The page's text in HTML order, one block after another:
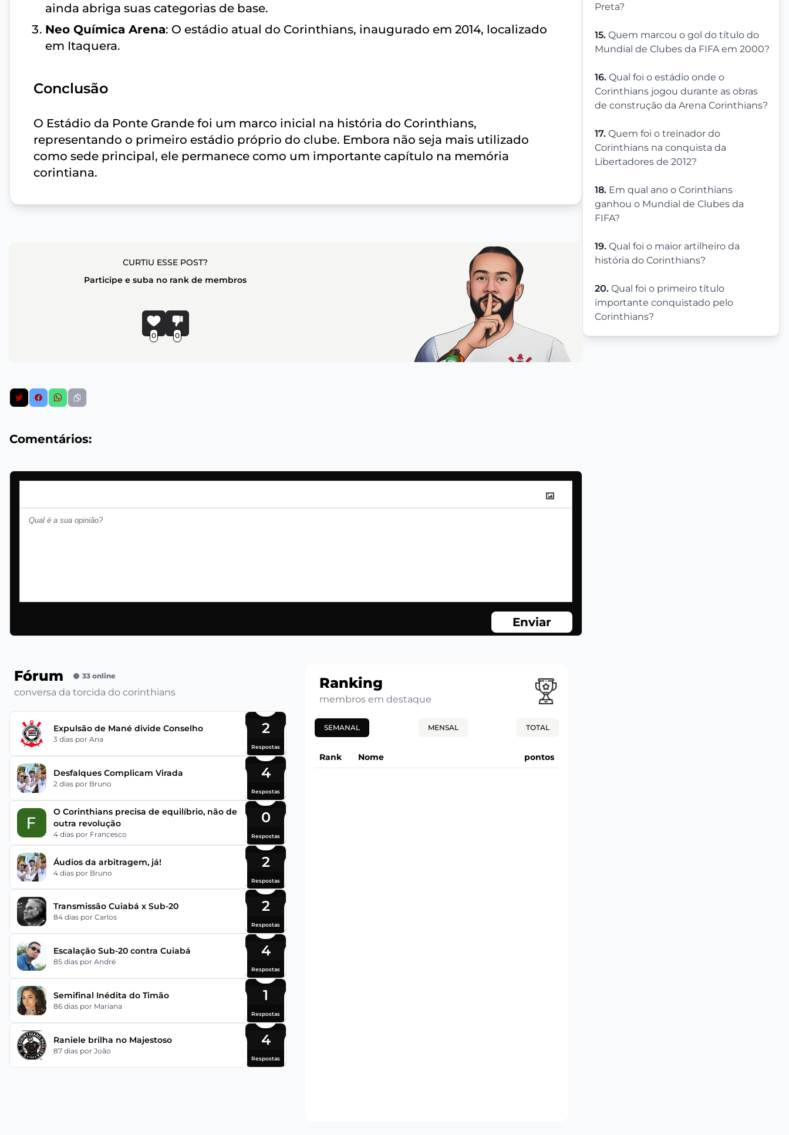
Preta?
15. Quem marcou o gol do título do
Mundial de Clubes da FIFA em 2000?
16. Qual foi o estádio onde o
Corinthians jogou durante as obras
de construção da Arena Corinthians?
17. Quem foi o treinador do
Corinthians na conquista da
Libertadores de 2012?
18. Em qual ano o Corinthians
ganhou o Mundial de Clubes da
FIFA?
19. Qual foi o maior artilheiro da
história do Corinthians?
20. Qual foi o primeiro título
importante conquistado pelo
Corinthians?
ainda abriga suas categorias de base.
Neo Química Arena: O estádio atual do Corinthians, inaugurado em 2014, localizado
em Itaquera.
Conclusão
O Estádio da Ponte Grande foi um marco inicial na história do Corinthians,
representando o primeiro estádio próprio do clube. Embora não seja mais utilizado
como sede principal, ele permanece como um importante capítulo na memória
corintiana.
CURTIU ESSE POST?
Participe e suba no rank de membros
0 0
Comentários:
Enviar
Fórum 33 online
conversa da torcida do corinthians
Expulsão de Mané divide Conselho
3 dias por Ana
2
Respostas
Desfalques Complicam Virada
2 dias por Bruno
4
Respostas
O Corinthians precisa de equilíbrio, não de
outra revolução
4 dias por Francesco
0
Respostas
Áudios da arbitragem, já!
4 dias por Bruno
2
Respostas
Transmissão Cuiabá x Sub-20
84 dias por Carlos
2
Respostas
Escalação Sub-20 contra Cuiabá
85 dias por André
4
Respostas
Semifinal Inédita do Timão
86 dias por Mariana
1
Respostas
Raniele brilha no Majestoso
87 dias por João
4
Respostas
Ranking
membros em destaque
SEMANAL MENSAL TOTAL
Rank Nome pontos